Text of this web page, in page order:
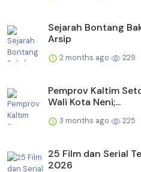
Sejarah Bontang
Arsip
2 months ago 229
Pemprov Kaltim
Wali Kota Neni;...
3 months ago 225
25 Film dan Serial
2026